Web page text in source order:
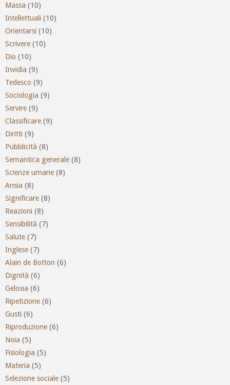
Massa (10)
Intellettuali (10)
Orientarsi (10)
Scrivere (10)
Dio (10)
Invidia (9)
Tedesco (9)
Sociologia (9)
Servire (9)
Classificare (9)
Diritti (9)
Pubblicità (8)
Semantica generale (8)
Scienze umane (8)
Ansia (8)
Significare (8)
Reazioni (8)
Sensibilità (7)
Salute (7)
Inglese (7)
Alain de Botton (6)
Dignità (6)
Gelosia (6)
Ripetizione (6)
Gusti (6)
Riproduzione (6)
Noia (5)
Fisiologia (5)
Materia (5)
Selezione sociale (5)